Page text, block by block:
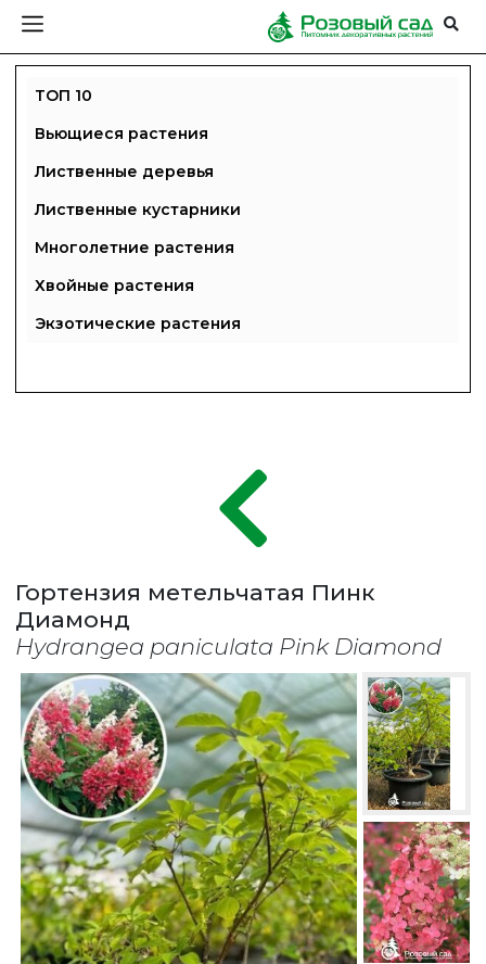
ТОП 10
Вьющиеся растения
Лиственные деревья
Лиственные кустарники
Многолетние растения
Хвойные растения
Экзотические растения
Гортензия метельчатая Пинк
Диамонд
Hydrangea paniculata Pink Diamond